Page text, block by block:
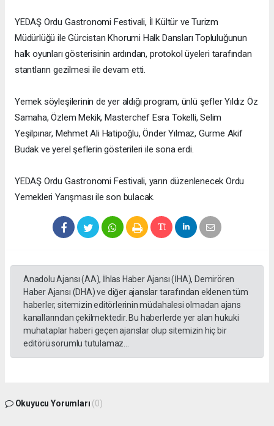
YEDAŞ Ordu Gastronomi Festivali, İl Kültür ve Turizm
Müdürlüğü ile Gürcistan Khorumi Halk Dansları Topluluğunun
halk oyunları gösterisinin ardından, protokol üyeleri tarafından
stantların gezilmesi ile devam etti.
Yemek söyleşilerinin de yer aldığı program, ünlü şefler Yıldız Öz
Samaha, Özlem Mekik, Masterchef Esra Tokelli, Selim
Yeşilpınar, Mehmet Ali Hatipoğlu, Önder Yılmaz, Gurme Akif
Budak ve yerel şeflerin gösterileri ile sona erdi.
YEDAŞ Ordu Gastronomi Festivali, yarın düzenlenecek Ordu
Yemekleri Yarışması ile son bulacak.
Anadolu Ajansı (AA), İhlas Haber Ajansı (İHA), Demirören
Haber Ajansı (DHA) ve diğer ajanslar tarafından eklenen tüm
haberler, sitemizin editörlerinin müdahalesi olmadan ajans
kanallarından çekilmektedir. Bu haberlerde yer alan hukuki
muhataplar haberi geçen ajanslar olup sitemizin hiç bir
editörü sorumlu tutulamaz...
Okuyucu Yorumları (0)